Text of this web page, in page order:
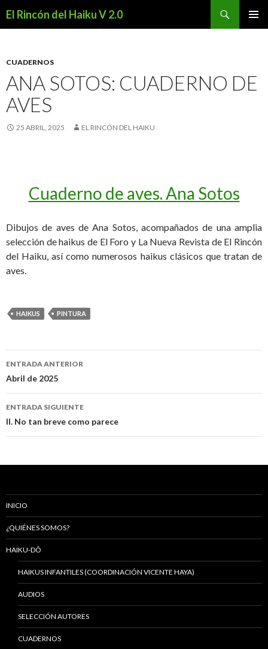
El Rincón del Haiku V 2.0
CUADERNOS
ANA SOTOS: CUADERNO DE
AVES
25 ABRIL, 2025 EL RINCÓN DEL HAIKU
Cuaderno de aves. Ana Sotos
Dibujos de aves de Ana Sotos, acompañados de una amplia
selección de haikus de El Foro y La Nueva Revista de El Rincón
del Haiku, así como numerosos haikus clásicos que tratan de
aves.
HAIKUS PINTURA
Navegación
de
entradas
ENTRADA ANTERIOR
Abril de 2025
ENTRADA SIGUIENTE
II. No tan breve como parece
INICIO
¿QUIÉNES SOMOS?
HAIKU-DÔ
HAIKUS INFANTILES (COORDINACIÓN VICENTE HAYA)
AUDIOS
SELECCIÓN AUTORES
CUADERNOS